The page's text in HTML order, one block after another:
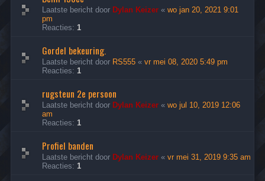
Laatste bericht door Dylan Keizer « wo jan 20, 2021 9:01
pm
Reacties: 1
Gordel bekeuring.
Laatste bericht door RS555 « vr mei 08, 2020 5:49 pm
Reacties: 1
rugsteun 2e persoon
Laatste bericht door Dylan Keizer « wo jul 10, 2019 12:06
am
Reacties: 1
Profiel banden
Laatste bericht door Dylan Keizer « vr mei 31, 2019 9:35 am
Reacties: 1